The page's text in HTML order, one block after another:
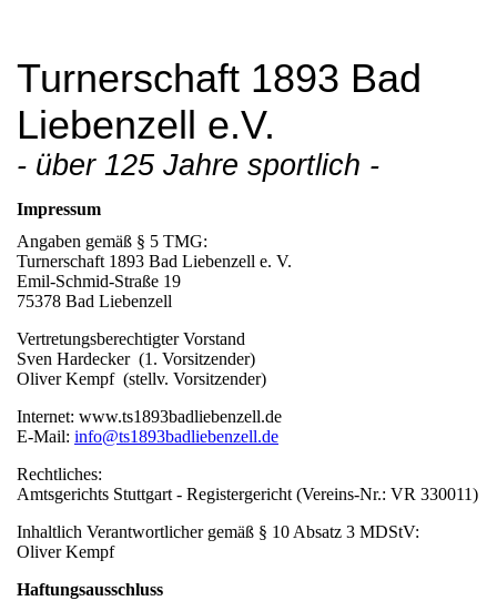
Turnerschaft 1893 Bad
Liebenzell e.V.
- über 125 Jahre sportlich -
Impressum
Angaben gemäß § 5 TMG:
Turnerschaft 1893 Bad Liebenzell e. V.
Emil-Schmid-Straße 19
75378 Bad Liebenzell
Vertretungsberechtigter Vorstand
Sven Hardecker (1. Vorsitzender)
Oliver Kempf (stellv. Vorsitzender)
Internet: www.ts1893badliebenzell.de
E-Mail: info@ts1893badliebenzell.de
Rechtliches:
Amtsgerichts Stuttgart ‐ Registergericht (Vereins‐Nr.: VR 330011)
Inhaltlich Verantwortlicher gemäß § 10 Absatz 3 MDStV:
Oliver Kempf
Haftungsausschluss